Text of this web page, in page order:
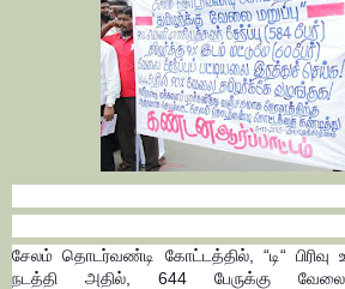
சேலம் தொடர்வண்டி கோட்டத்தில், “டி“
நடத்தி அதில், 644 பேருக்கு